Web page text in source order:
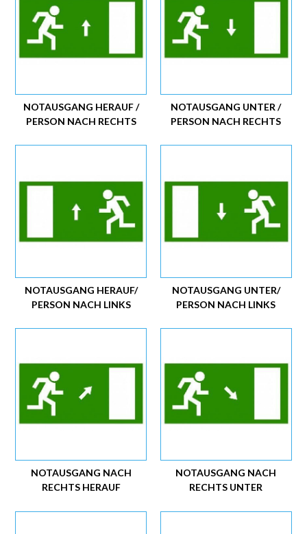
NOTAUSGANG UNTER /
PERSON NACH RECHTS
NOTAUSGANG HERAUF /
PERSON NACH RECHTS
NOTAUSGANG UNTER/
PERSON NACH LINKS
NOTAUSGANG HERAUF/
PERSON NACH LINKS
NOTAUSGANG NACH
RECHTS UNTER
NOTAUSGANG NACH
RECHTS HERAUF